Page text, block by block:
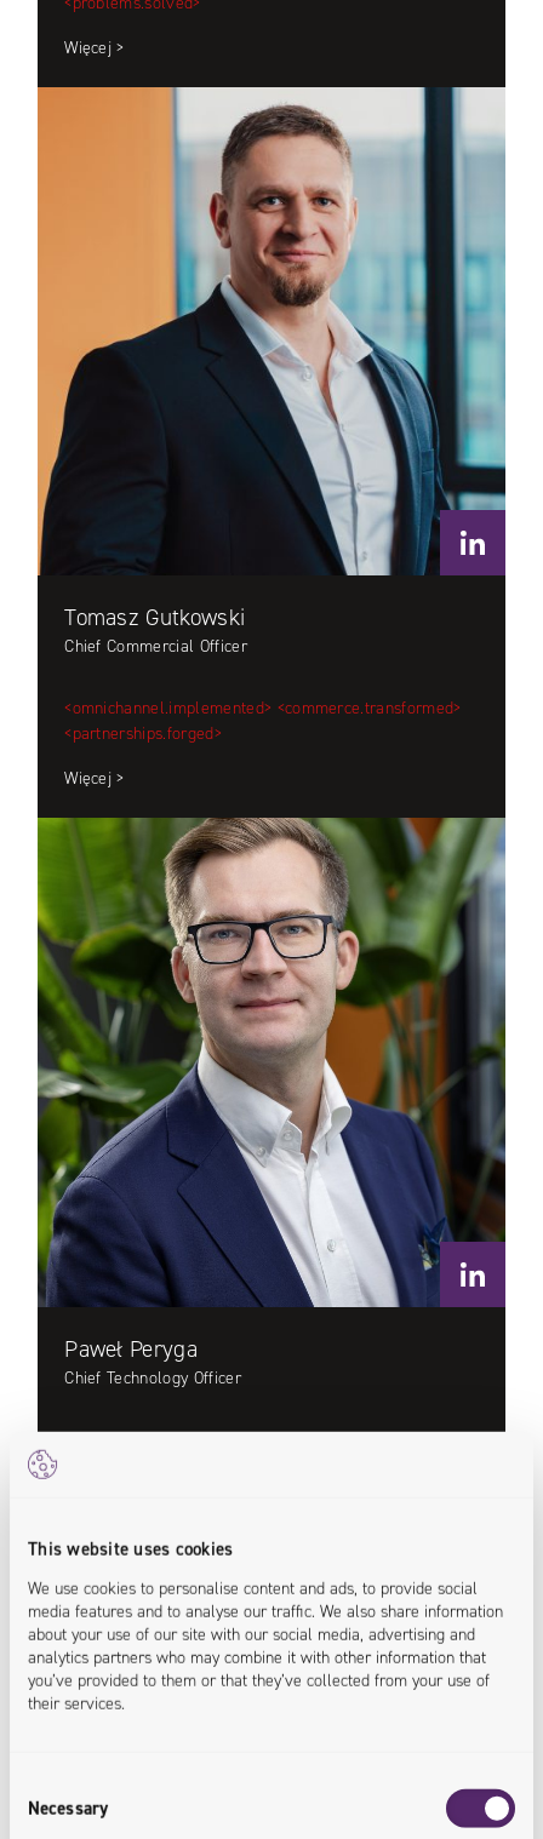
This website uses cookies
We use cookies to personalise content and ads, to provide social
media features and to analyse our traffic. We also share information
about your use of our site with our social media, advertising and
analytics partners who may combine it with other information that
you’ve provided to them or that they’ve collected from your use of
their services.
Selection
Necessary
Więcej >
Tomasz Gutkowski
Chief Commercial Officer
<omnichannel.implemented> <commerce.transformed>
<partnerships.forged>
Więcej >
Paweł Peryga
Chief Technology Officer
<architecture.improved> <platforms.scaled>
Rozwój biznesu/Relacje z klientami